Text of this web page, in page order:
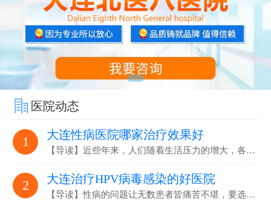
医院动态
1 大连性病医院哪家治疗效果好
【导读】近些年来，人们随着生活压力的增大，各…
2 大连治疗HPV病毒感染的好医院
【导读】性病的问题让无数患者皆痛苦不堪，要选…